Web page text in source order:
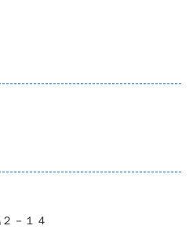
－１４